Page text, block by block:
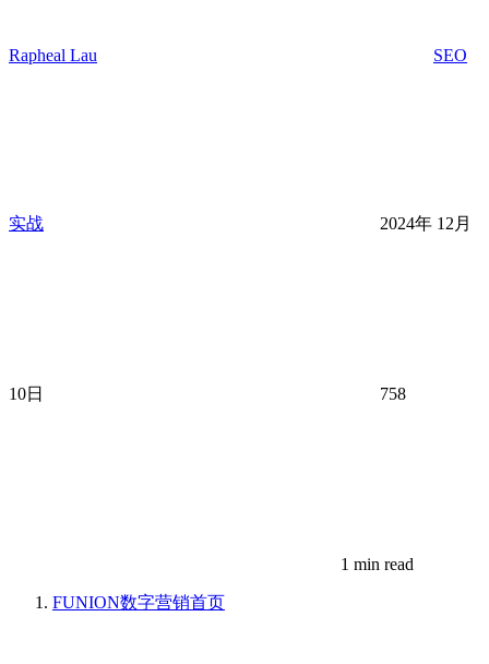
Rapheal Lau SEO
实战 2024年 12月
10日 758
1 min read
FUNION数字营销首页